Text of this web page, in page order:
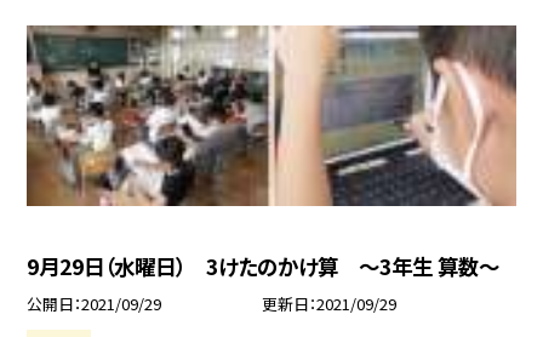
9月29日（水曜日） 3けたのかけ算 〜3年生 算数〜
公開日 2021/09/29 更新日 2021/09/29